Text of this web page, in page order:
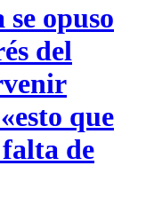
opuso
del
que
de